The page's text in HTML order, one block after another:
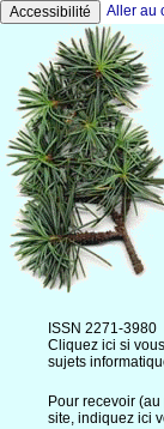
Accessibilité Aller au
ISSN 2271-3980
Cliquez ici si
sujets
Pour recevoir
site, indiquez ici